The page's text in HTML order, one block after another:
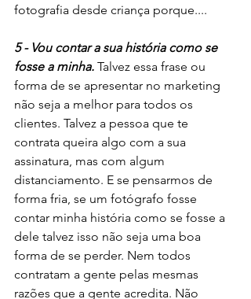
fotografia desde criança porque....
5 - Vou contar a sua história como se
fosse a minha. Talvez essa frase ou
forma de se apresentar no marketing
não seja a melhor para todos os
clientes. Talvez a pessoa que te
contrata queira algo com a sua
assinatura, mas com algum
distanciamento. E se pensarmos de
forma fria, se um fotógrafo fosse
contar minha história como se fosse a
dele talvez isso não seja uma boa
forma de se perder. Nem todos
contratam a gente pelas mesmas
razões que a gente acredita. Não